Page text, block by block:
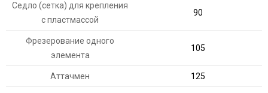
Седло (сетка) для крепления
с пластмассой
90
Фрезерование одного
элемента
105
Аттачмен 125